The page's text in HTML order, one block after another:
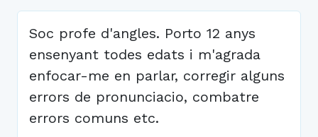
Soc profe d'angles. Porto 12 anys
ensenyant todes edats i m'agrada
enfocar-me en parlar, corregir alguns
errors de pronunciacio, combatre
errors comuns etc.